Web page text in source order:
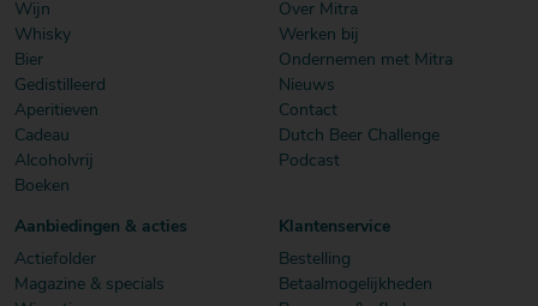
Wijn
Whisky
Bier
Gedistilleerd
Aperitieven
Cadeau
Alcoholvrij
Boeken
Over Mitra
Werken bij
Ondernemen met Mitra
Nieuws
Contact
Dutch Beer Challenge
Podcast
Aanbiedingen & acties
Actiefolder
Magazine & specials
Klantenservice
Bestelling
Betaalmogelijkheden